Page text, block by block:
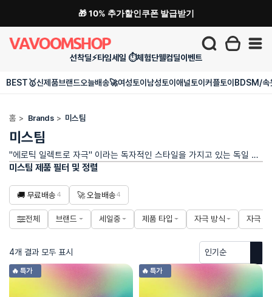
🎁 10% 추가할인쿠폰 발급받기
선착딜⚡타임세일 ⏱️체험단웰컴딜이벤트
BEST🥇신제품브랜드오늘배송🚀여성토이 남성토이 애널토이 커플토이 BDSM/속
홈 > Brands> 미스팀
미스팀
"에로틱 일렉트로 자극" 이라는 독자적인 스타일을 가지고 있는 독일 브랜드 입니다.
미스팀 제품 필터 및 정렬
🚚 무료배송 4 🚀 오늘배송4
전체 브랜드 세일중 제품 타입 자극 방식 자극 부
4개 결과 모두 표시
🔥 특가 🔥 특가